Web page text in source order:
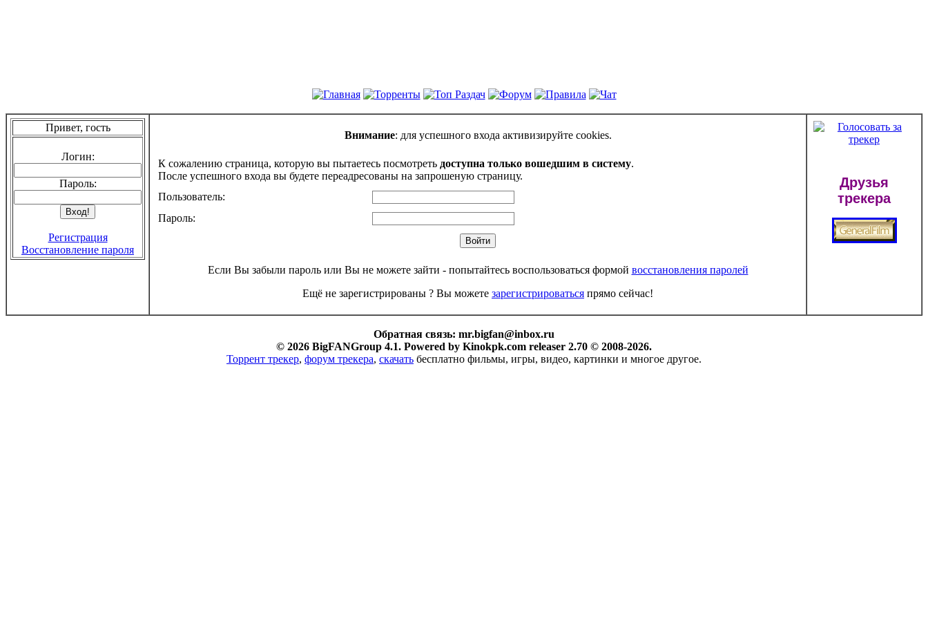
Привет, гость
Логин:
Пароль:
Регистрация
Восстановление пароля
Внимание: для успешного входа активизируйте cookies.
К сожалению страница, которую вы пытаетесь посмотреть доступна только вошедшим в систему.
После успешного входа вы будете переадресованы на запрошеную страницу.
Пользователь:
Пароль:
Если Вы забыли пароль или Вы не можете зайти - попытайтесь воспользоваться формой восстановления паролей
Ещё не зарегистрированы ? Вы можете зарегистрироваться прямо сейчас!
Друзья
трекера
Обратная связь: mr.bigfan@inbox.ru
© 2026 BigFANGroup 4.1. Powered by Kinokpk.com releaser 2.70 © 2008-2026.
Торрент трекер, форум трекера, скачать бесплатно фильмы, игры, видео, картинки и многое другое.